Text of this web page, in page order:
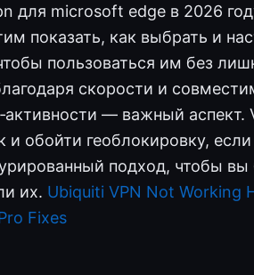
для microsoft edge в 2026
показать, как выбрать и
пользоваться им без
скорости и
— важный
и обойти геоблокировку,
подход, чтобы вы
их. Ubiquiti VPN Not Working
Fixes